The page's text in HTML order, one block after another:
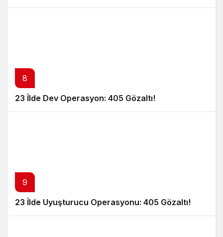
8
23 İlde Dev Operasyon: 405 Gözaltı!
9
23 İlde Uyuşturucu Operasyonu: 405 Gözaltı!